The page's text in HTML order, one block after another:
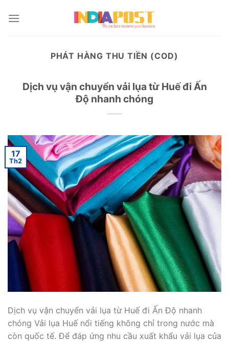
PHÁT HÀNG THU TIỀN (COD)
Dịch vụ vận chuyển vải lụa từ Huế đi Ấn
Độ nhanh chóng
17
Th2
Dịch vụ vận chuyển vải lụa từ Huế đi Ấn Độ nhanh
chóng Vải lụa Huế nổi tiếng không chỉ trong nước mà
còn quốc tế. Để đáp ứng nhu cầu xuất khẩu vải lụa của